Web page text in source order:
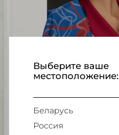
Выберите ваше
местоположение:
Беларусь
Россия